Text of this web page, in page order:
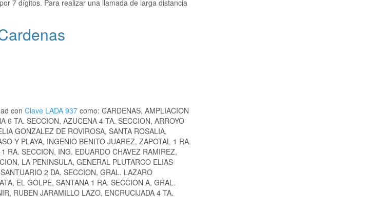
7 dígitos. Para realizar una llamada de larga distancia
con Clave LADA 937 como: CARDENAS, AMPLIACION
6 TA. SECCION, AZUCENA 4 TA. SECCION, ARROYO
GONZALEZ DE ROVIROSA, SANTA ROSALIA,
Y PLAYA, INGENIO BENITO JUAREZ, ZAPOTAL 1 RA.
RA. SECCION, ING. EDUARDO CHAVEZ RAMIREZ,
LA PENINSULA, GENERAL PLUTARCO ELIAS
2 DA. SECCION, GRAL. LAZARO
EL GOLPE, SANTANA 1 RA. SECCION A, GRAL.
RUBEN JARAMILLO LAZO, ENCRUCIJADA 4 TA.